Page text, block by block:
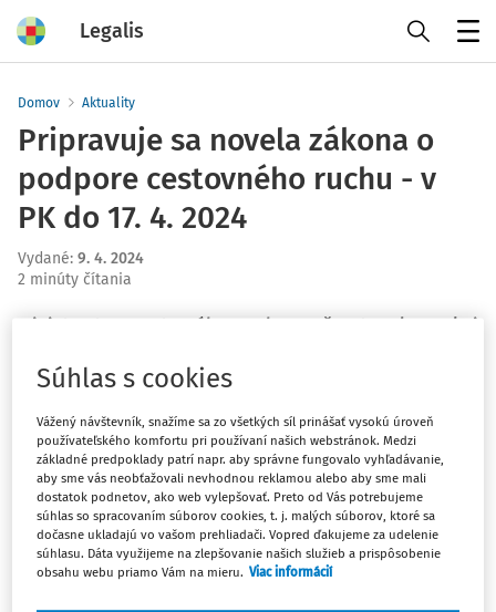
Legalis
Domov Aktuality
Pripravuje sa novela zákona o
podpore cestovného ruchu - v
PK do 17. 4. 2024
Vydané: 9. 4. 2024
2 minúty čítania
Ministerstvo cestovného ruchu a športu Slovenskej
pripravovanému návrhu zákona, ktorým sa mení a
ruchu v znení neskorších predpisov.
Cieľom pripravovaného návrhu zákona je úprava a
harmonizácia legislatívneho rámca s aktuálnymi
potrebami sektora cestovného ruchu. Navrhovaná právna
úprava reaguje na potrebu reštartu sektora cestovného
Súhlas s cookies
Vážený návštevník, snažíme sa zo všetkých síl prinášať vysokú úroveň
používateľského komfortu pri používaní našich webstránok. Medzi
základné predpoklady patrí napr. aby správne fungovalo vyhľadávanie,
aby sme vás neobťažovali nevhodnou reklamou alebo aby sme mali
dostatok podnetov, ako web vylepšovať. Preto od Vás potrebujeme
súhlas so spracovaním súborov cookies, t. j. malých súborov, ktoré sa
dočasne ukladajú vo vašom prehliadači. Vopred ďakujeme za udelenie
súhlasu. Dáta využijeme na zlepšovanie našich služieb a prispôsobenie
obsahu webu priamo Vám na mieru. Viac informácií